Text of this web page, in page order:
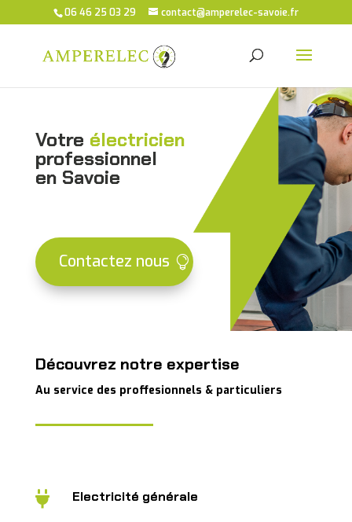
06 46 25 03 29 contact@amperelec-savoie.fr
Votre électricien
professionnel
en Savoie
Contactez nous
Découvrez notre expertise
Au service des proffesionnels & particuliers
 Electricité générale